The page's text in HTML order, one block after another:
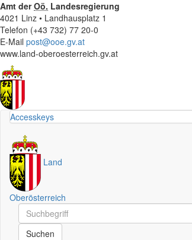
Amt derOö. Landesregierung
4021 Linz • Landhausplatz 1
Telefon (+43 732) 77 20-0
E-Mail post@ooe.gv.at
www.land-oberoesterreich.gv.at
Accesskeys
Land
Oberösterreich
Schnellsuche
Schnellsuche
Suchen